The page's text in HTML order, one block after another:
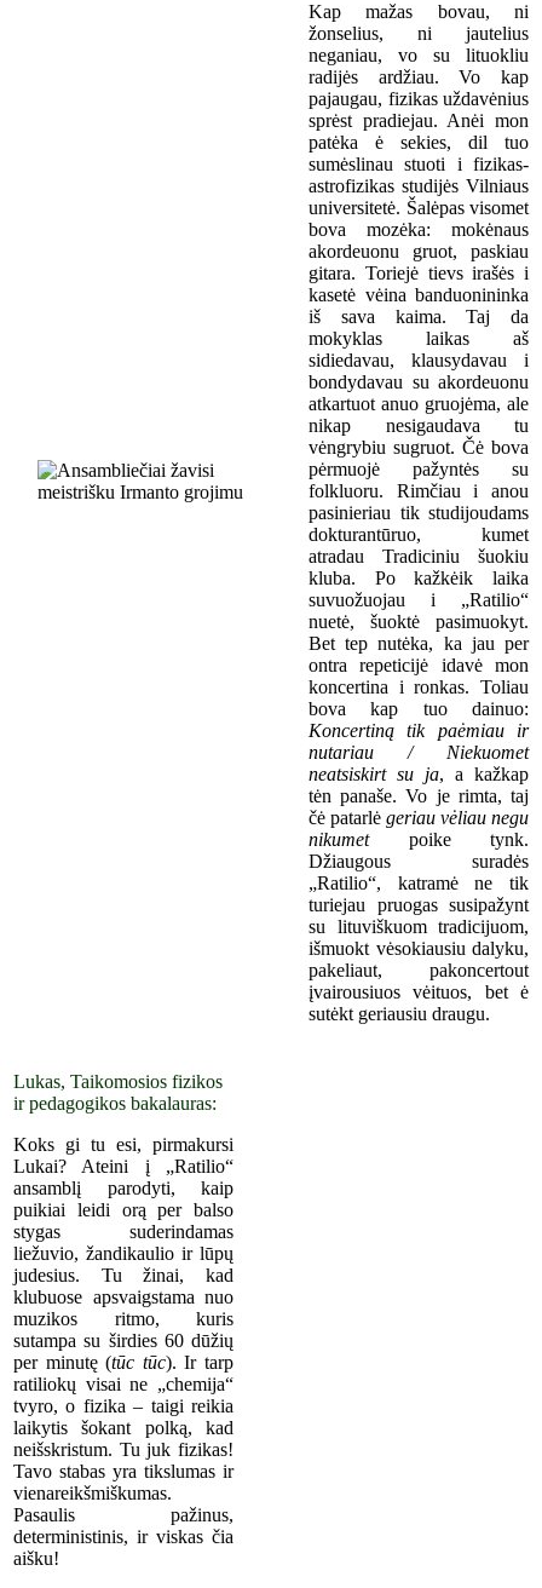
Kap mažas bovau, ni
žonselius, ni jautelius
neganiau, vo su lituokliu
radijės ardžiau. Vo kap
pajaugau, fizikas uždavėnius
sprėst pradiejau. Anėi mon
patėka ė sekies, dil tuo
sumėslinau stuoti i fizikas-
astrofizikas studijės Vilniaus
universitetė. Šalėpas visomet
bova mozėka: mokėnaus
akordeuonu gruot, paskiau
gitara. Toriejė tievs irašės i
kasetė vėina banduonininka
iš sava kaima. Taj da
mokyklas laikas aš
sidiedavau, klausydavau i
bondydavau su akordeuonu
atkartuot anuo gruojėma, ale
nikap nesigaudava tu
vėngrybiu sugruot. Čė bova
pėrmuojė pažyntės su
folkluoru. Rimčiau i anou
pasinieriau tik studijoudams
dokturantūruo, kumet
atradau Tradiciniu šuokiu
kluba. Po kažkėik laika
suvuožuojau i „Ratilio“
nuetė, šuoktė pasimuokyt.
Bet tep nutėka, ka jau per
ontra repeticijė idavė mon
koncertina i ronkas. Toliau
bova kap tuo dainuo:
Koncertiną tik paėmiau ir
nutariau / Niekuomet
neatsiskirt su ja, a kažkap
tėn panaše.Vo je rimta, taj
čė patarlė geriau vėliau negu
nikumetpoike tynk.
Džiaugous suradės
„Ratilio“, katramė ne tik
turiejau pruogas susipažynt
su lituviškuom tradicijuom,
išmuokt vėsokiausiu dalyku,
pakeliaut, pakoncertout
įvairousiuos vėituos, bet ė
sutėkt geriausiu draugu.
Lukas, Taikomosios fizikos
ir pedagogikos bakalauras:
Koks gi tu esi, pirmakursi
Lukai? Ateini į „Ratilio“
ansamblį parodyti, kaip
puikiai leidi orą per balso
stygas suderindamas
liežuvio, žandikaulio ir lūpų
judesius. Tu žinai, kad
klubuose apsvaigstama nuo
muzikos ritmo, kuris
sutampa su širdies 60 dūžių
per minutę (tūc tūc). Ir tarp
ratiliokų visai ne „chemija“
tvyro, o fizika – taigi reikia
laikytis šokant polką, kad
neišskristum. Tu juk fizikas!
Tavo stabas yra tikslumas ir
vienareikšmiškumas.
Pasaulis pažinus,
deterministinis, ir viskas čia
aišku!